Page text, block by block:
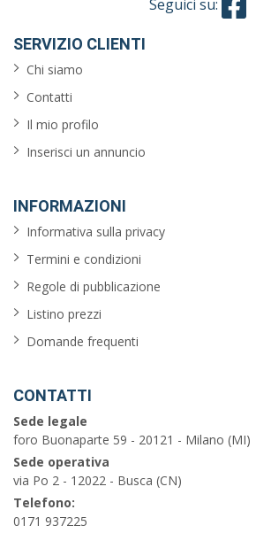
Seguici su:
SERVIZIO CLIENTI
Chi siamo
Contatti
Il mio profilo
Inserisci un annuncio
INFORMAZIONI
Informativa sulla privacy
Termini e condizioni
Regole di pubblicazione
Listino prezzi
Domande frequenti
CONTATTI
Sede legale
foro Buonaparte 59 - 20121 - Milano (MI)
Sede operativa
via Po 2 - 12022 - Busca (CN)
Telefono:
0171 937225